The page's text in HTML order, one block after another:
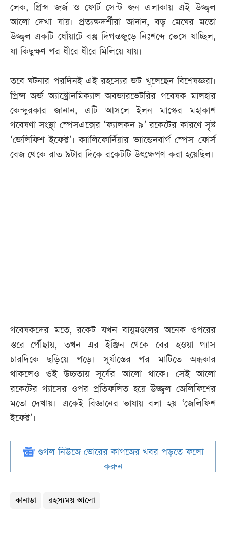
লেক, প্রিন্স জর্জ ও ফোর্ট সেন্ট জন এলাকায় এই উজ্জ্বল
আলো দেখা যায়। প্রত্যক্ষদর্শীরা জানান, বড় মেঘের মতো
উজ্জ্বল একটি ধোঁয়াটে বস্তু দিগন্তজুড়ে নিঃশব্দে ভেসে যাচ্ছিল,
যা কিছুক্ষণ পর ধীরে ধীরে মিলিয়ে যায়।
তবে ঘটনার পরদিনই এই রহস্যের জট খুলেছেন বিশেষজ্ঞরা।
প্রিন্স জর্জ অ্যাস্ট্রোনমিক্যাল অবজারভেটরির গবেষক মালহার
কেন্দুরকার জানান, এটি আসলে ইলন মাস্কের মহাকাশ
গবেষণা সংস্থা স্পেসএক্সের ‘ফ্যালকন ৯’ রকেটের কারণে সৃষ্ট
‘জেলিফিশ ইফেক্ট’। ক্যালিফোর্নিয়ার ভ্যান্ডেনবার্গ স্পেস ফোর্স
বেজ থেকে রাত ৯টার দিকে রকেটটি উৎক্ষেপণ করা হয়েছিল।
গবেষকদের মতে, রকেট যখন বায়ুমণ্ডলের অনেক ওপরের
স্তরে পৌঁছায়, তখন এর ইঞ্জিন থেকে বের হওয়া গ্যাস
চারদিকে ছড়িয়ে পড়ে। সূর্যাস্তের পর মাটিতে অন্ধকার
থাকলেও ওই উচ্চতায় সূর্যের আলো থাকে। সেই আলো
রকেটের গ্যাসের ওপর প্রতিফলিত হয়ে উজ্জ্বল জেলিফিশের
মতো দেখায়। একেই বিজ্ঞানের ভাষায় বলা হয় ‘জেলিফিশ
ইফেক্ট’।
গুগল নিউজে ভোরের কাগজের খবর পড়তে ফলো
করুন
কানাডা রহস্যময় আলো